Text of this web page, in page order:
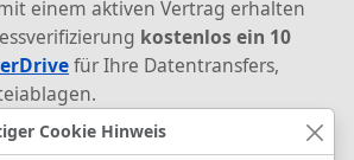
Cookie Hinweis
einem aktiven Vertrag erhalten
kostenlos ein 10
für Ihre Datentransfers,